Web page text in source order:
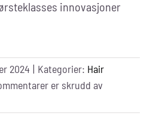
innovasjoner
2024 | Kategorier: Hair
er skrudd av
Best